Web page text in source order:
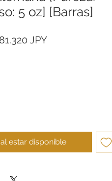
5 oz] [Barras]
81.320 JPYPrecio
estar disponible